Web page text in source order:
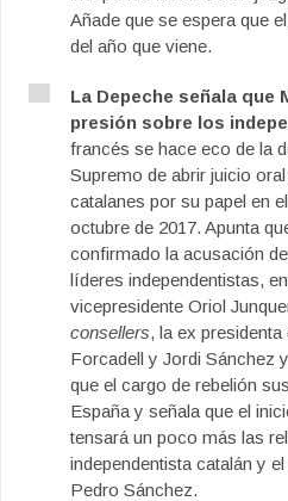
Añade que se espera que
del año que viene.
La Depeche señala que
presión sobre los
francés se hace eco de la
Supremo de abrir juicio
catalanes por su papel en
octubre de 2017. Apunta
confirmado la acusación
líderes independentistas,
vicepresidente Oriol
consellers, la ex presidenta
Forcadell y Jordi Sánchez
que el cargo de rebelión
España y señala que el
tensará un poco más las
independentista catalán y
Pedro Sánchez.